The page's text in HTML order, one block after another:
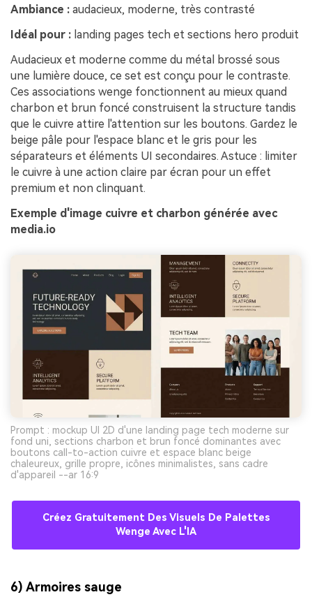
Ambiance : audacieux, moderne, très contrasté
Idéal pour : landing pages tech et sections hero produit
Audacieux et moderne comme du métal brossé sous
une lumière douce, ce set est conçu pour le contraste.
Ces associations wenge fonctionnent au mieux quand
charbon et brun foncé construisent la structure tandis
que le cuivre attire l'attention sur les boutons. Gardez le
beige pâle pour l'espace blanc et le gris pour les
séparateurs et éléments UI secondaires. Astuce : limiter
le cuivre à une action claire par écran pour un effet
premium et non clinquant.
Exemple d'image cuivre et charbon générée avec
media.io
Prompt : mockup UI 2D d'une landing page tech moderne sur
fond uni, sections charbon et brun foncé dominantes avec
boutons call-to-action cuivre et espace blanc beige
chaleureux, grille propre, icônes minimalistes, sans cadre
d'appareil --ar 16:9
Créez Gratuitement Des Visuels De Palettes
Wenge Avec L'IA
6) Armoires sauge